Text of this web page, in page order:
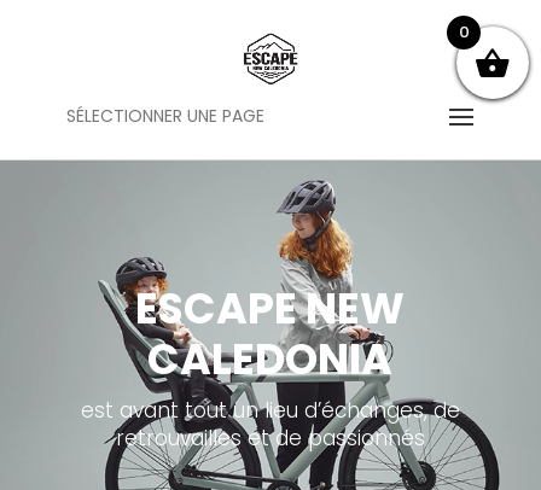
SÉLECTIONNER UNE PAGE
ESCAPE NEW
CALEDONIA
est avant tout un lieu d’échanges, de
retrouvailles et de passionnés
0